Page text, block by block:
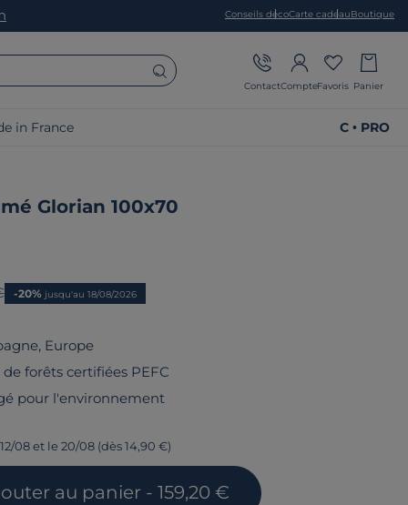
Conseils décoCarte cadeauBoutique
ContactCompteFavoris Panier
in France C • PRO
Glorian 100x70
-20% jusqu'au 18/08/2026
Europe
de forêts certifiées PEFC
pour l'environnement
08 et le 20/08 (dès 14,90 €)
au panier - 159,20 €